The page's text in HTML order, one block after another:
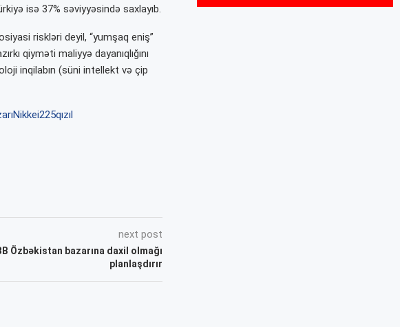
isə 37% səviyyəsində saxlayıb.
riskləri deyil, “yumşaq eniş”
qiyməti maliyyə dayanıqlığını
inqilabın (süni intellekt və çip
Nikkei225qızıl
next post
Özbəkistan bazarına daxil olmağı
planlaşdırır